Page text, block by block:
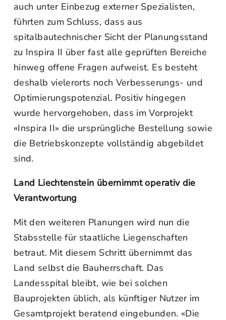
auch unter Einbezug externer Spezialisten,
führten zum Schluss, dass aus
spitalbautechnischer Sicht der Planungsstand
zu Inspira II über fast alle geprüften Bereiche
hinweg offene Fragen aufweist. Es besteht
deshalb vielerorts noch Verbesserungs- und
Optimierungspotenzial. Positiv hingegen
wurde hervorgehoben, dass im Vorprojekt
«Inspira II» die ursprüngliche Bestellung sowie
die Betriebskonzepte vollständig abgebildet
sind.
Land Liechtenstein übernimmt operativ die
Verantwortung
Mit den weiteren Planungen wird nun die
Stabsstelle für staatliche Liegenschaften
betraut. Mit diesem Schritt übernimmt das
Land selbst die Bauherrschaft. Das
Landesspital bleibt, wie bei solchen
Bauprojekten üblich, als künftiger Nutzer im
Gesamtprojekt beratend eingebunden. «Die